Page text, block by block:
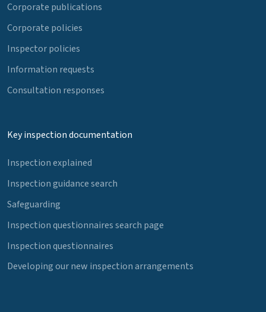
Corporate publications
Corporate policies
Inspector policies
Information requests
Consultation responses
Key inspection documentation
Inspection explained
Inspection guidance search
Safeguarding
Inspection questionnaires search page
Inspection questionnaires
Developing our new inspection arrangements